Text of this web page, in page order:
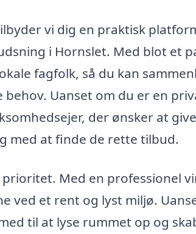
vi dig en praktisk
i Hornslet. Med blot et
fagfolk, så du kan
Uanset om du er en
der ønsker at
med at finde de rette tilbud.
Med en professionel
ved et rent og lyst miljø.
til at lyse rummet op og